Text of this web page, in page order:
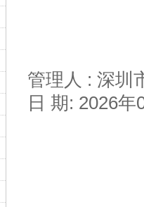
管理人 : 深圳
日 期: 2026年